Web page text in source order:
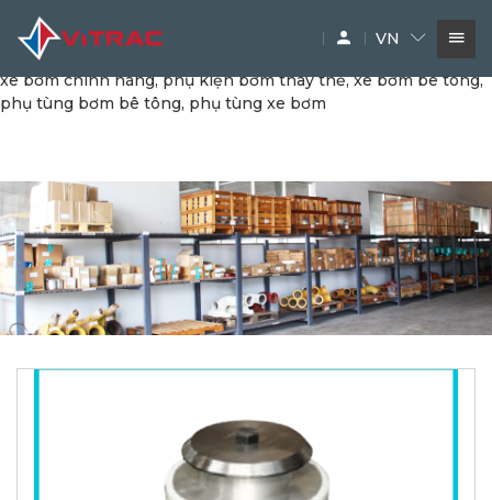
bơm nhôm, da bơm nhôm, phụ tùng xe bơm, quả da bơm,
vitrac, xe bơm bê tông, vitrac, phụ kiện máy cơ giới, phụ tùng
xe bơm chính hãng, phụ kiện bơm thay thế, xe bơm bê tông,
phụ tùng bơm bê tông, phụ tùng xe bơm
THƯƠNG HIỆU
PHỤ TÙNG
VN